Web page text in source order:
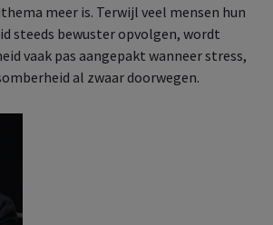
meer is. Terwijl veel mensen hun
steeds bewuster opvolgen, wordt
vaak pas aangepakt wanneer stress,
al zwaar doorwegen.